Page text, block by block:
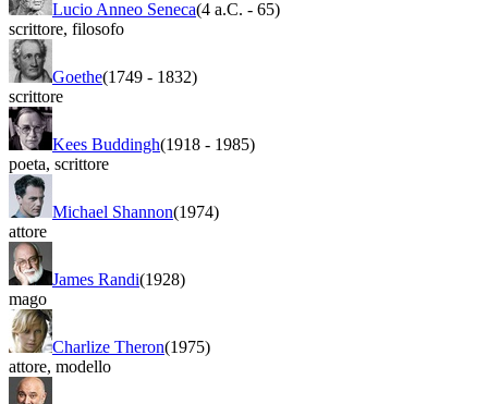
Lucio Anneo Seneca(4 a.C. - 65)
scrittore, filosofo
Goethe(1749 - 1832)
scrittore
Kees Buddingh(1918 - 1985)
poeta, scrittore
Michael Shannon(1974)
attore
James Randi(1928)
mago
Charlize Theron(1975)
attore, modello